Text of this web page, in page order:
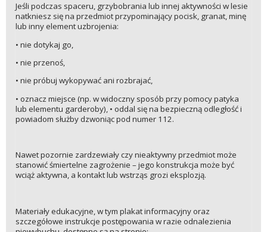
Jeśli podczas spaceru, grzybobrania lub innej aktywności w lesie
natkniesz się na przedmiot przypominający pocisk, granat, minę
lub inny element uzbrojenia:
• nie dotykaj go,
• nie przenoś,
• nie próbuj wykopywać ani rozbrajać,
• oznacz miejsce (np. w widoczny sposób przy pomocy patyka
lub elementu garderoby), • oddal się na bezpieczną odległość i
powiadom służby dzwoniąc pod numer 112.
Nawet pozornie zardzewiały czy nieaktywny przedmiot może
stanowić śmiertelne zagrożenie – jego konstrukcja może być
wciąż aktywna, a kontakt lub wstrząs grozi eksplozją.
Materiały edukacyjne, w tym plakat informacyjny oraz
szczegółowe instrukcje postępowania w razie odnalezienia